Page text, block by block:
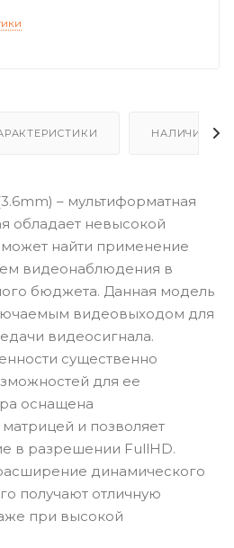
НАЛИЧИЕ
– мультиформатная
обладает невысокой
найти применение
видеонаблюдения в
бюджета. Данная модель
видеовыходом для
видеосигнала.
существенно
для ее
оснащена
и позволяет
в разрешении FullHD.
динамического
получают отличную
при высокой